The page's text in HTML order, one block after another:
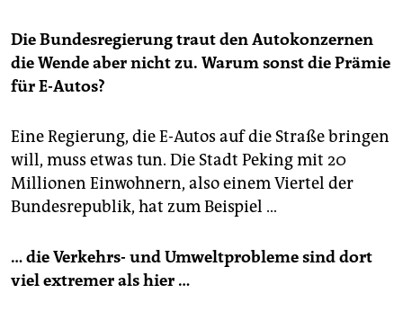
Die Bundesregierung traut den Autokonzernen
die Wende aber nicht zu. Warum sonst die Prämie
für E-Autos?
Eine Regierung, die E-Autos auf die Straße bringen
will, muss etwas tun. Die Stadt Peking mit 20
Millionen Einwohnern, also einem Viertel der
Bundesrepublik, hat zum Beispiel …
… die Verkehrs- und Umweltprobleme sind dort
viel extremer als hier …